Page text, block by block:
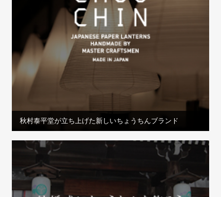
秋村泰平堂が立ち上げた新しいちょうちんブランド